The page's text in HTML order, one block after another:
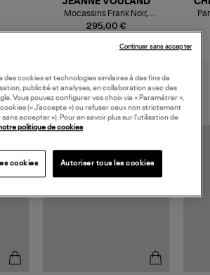
295,00 €
Mocassins Frank Noir,
Collaboration Jeanne Vouland
x Sebago
des cookies et technologies similaires à des fins de
publicité et analyses, en collaboration avec des
Vous pouvez configurer vos choix via « Paramétrer »,
(« J’accepte ») ou refuser ceux non strictement
accepter »). Pour en savoir plus sur l’utilisation de
politique de cookies
cookies Autoriser tous les cookies
Continuer sans accepter